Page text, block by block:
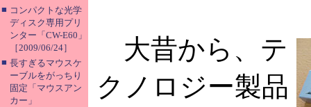
■ コンパクトな光学
ディスク専用プリ
ンター「CW-E60」
［2009/06/24］
■ 長すぎるマウスケ
ーブルをがっちり
固定「マウスアン
カー」
大昔から、テ
クノロジー製品